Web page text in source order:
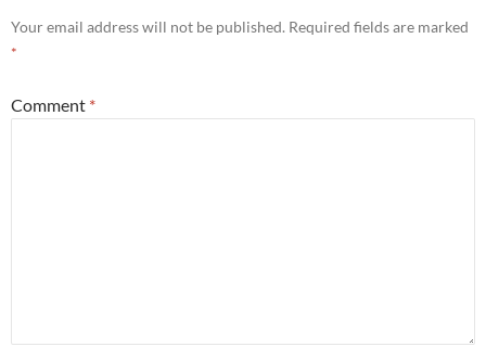
Your email address will not be published. Required fields are marked
*
Comment *